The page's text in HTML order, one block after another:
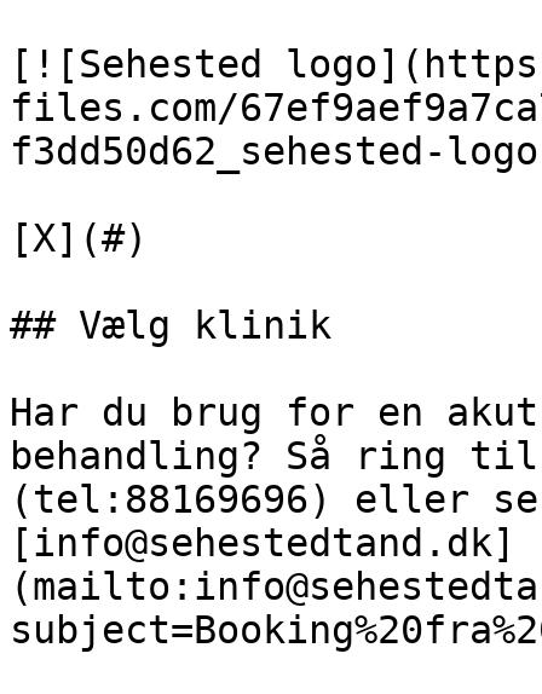
[![Sehested
files.com/
f3dd50d62_sehested-
[X](#)
## Vælg klinik
Har du brug for en
behandling? Så ring
(tel:88169696) eller
[info@sehestedtand.dk]